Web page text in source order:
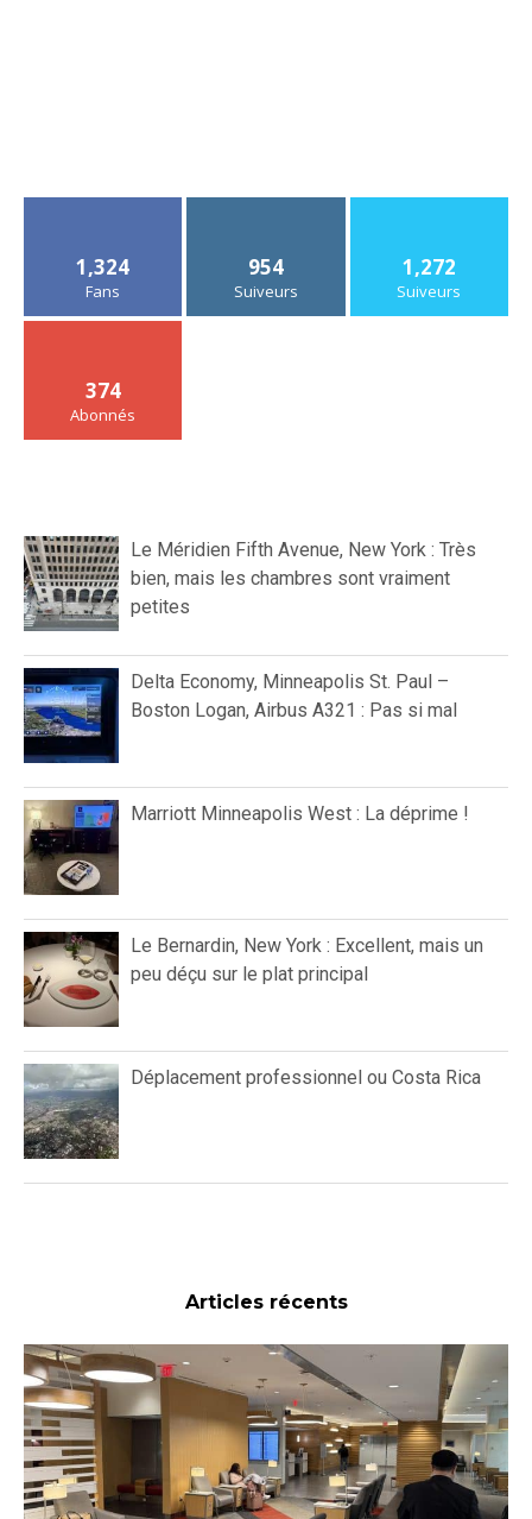
1,324
Fans
954
Suiveurs
1,272
Suiveurs
374
Abonnés
Le Méridien Fifth Avenue, New York : Très
bien, mais les chambres sont vraiment
petites
Delta Economy, Minneapolis St. Paul –
Boston Logan, Airbus A321 : Pas si mal
Marriott Minneapolis West : La déprime !
Le Bernardin, New York : Excellent, mais un
peu déçu sur le plat principal
Déplacement professionnel ou Costa Rica
Articles récents